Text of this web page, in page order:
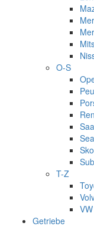
O-S
T-Z
VW
Getriebe